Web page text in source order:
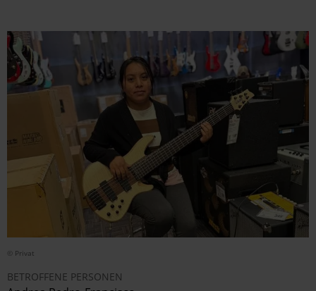
© Privat
BETROFFENE PERSONEN